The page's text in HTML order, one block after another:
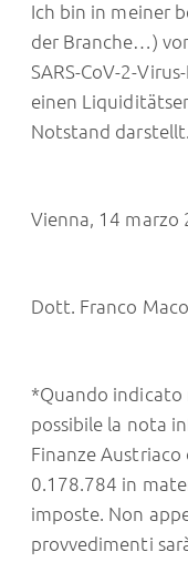
Ich bin in meiner
der Branche…)
SARS-CoV-2-
einen
Notstand
Vienna, 14 marzo
Dott. Franco
*Quando indicato
possibile la nota
Finanze
0.178.784 in
imposte. Non
provvedimenti